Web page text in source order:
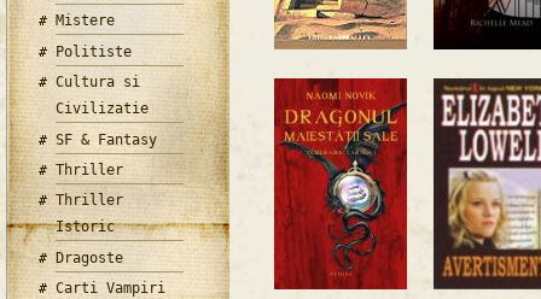
Mistere
Politiste
Cultura si
Civilizatie
SF & Fantasy
Thriller
Thriller
Istoric
Dragoste
Carti Vampiri